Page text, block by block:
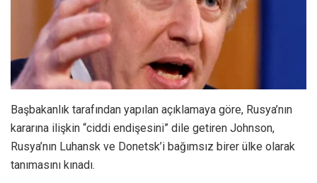
Başbakanlık tarafından yapılan açıklamaya göre, Rusya’nın
kararına ilişkin “ciddi endişesini” dile getiren Johnson,
Rusya’nın Luhansk ve Donetsk’i bağımsız birer ülke olarak
tanımasını kınadı.